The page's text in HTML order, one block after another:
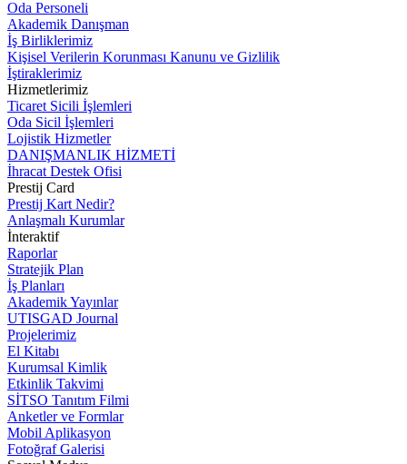
Oda Personeli
Akademik Danışman
İş Birliklerimiz
Kişisel Verilerin Korunması Kanunu ve Gizlilik
İştiraklerimiz
Hizmetlerimiz
Ticaret Sicili İşlemleri
Oda Sicil İşlemleri
Lojistik Hizmetler
DANIŞMANLIK HİZMETİ
İhracat Destek Ofisi
Prestij Card
Prestij Kart Nedir?
Anlaşmalı Kurumlar
İnteraktif
Raporlar
Stratejik Plan
İş Planları
Akademik Yayınlar
UTISGAD Journal
Projelerimiz
El Kitabı
Kurumsal Kimlik
Etkinlik Takvimi
SİTSO Tanıtım Filmi
Anketler ve Formlar
Mobil Aplikasyon
Fotoğraf Galerisi